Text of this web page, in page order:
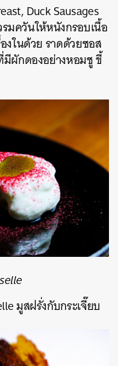
Duck Sausages
มควันให้หนังกรอบเนื้อ
งในด้วย ราดด้วยซอส
ผักดองอย่างหอมชู ขี้
มูสฝรั่งกับกระเจี๊ยบ